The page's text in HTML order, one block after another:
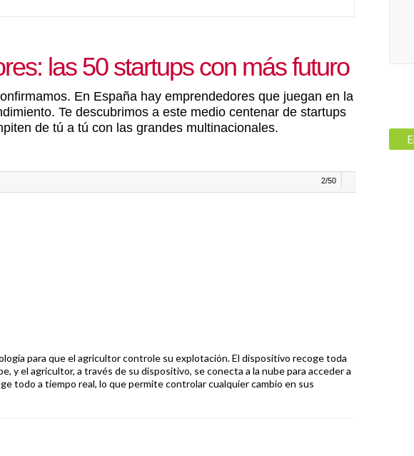
las 50 startups con más futuro
En España hay emprendedores que juegan en la
Te descubrimos a este medio centenar de startups
de tú a tú con las grandes multinacionales.
2/50
para que el agricultor controle su explotación. El dispositivo recoge toda
y el agricultor, a través de su dispositivo, se conecta a la nube para acceder a
todo a tiempo real, lo que permite controlar cualquier cambio en sus